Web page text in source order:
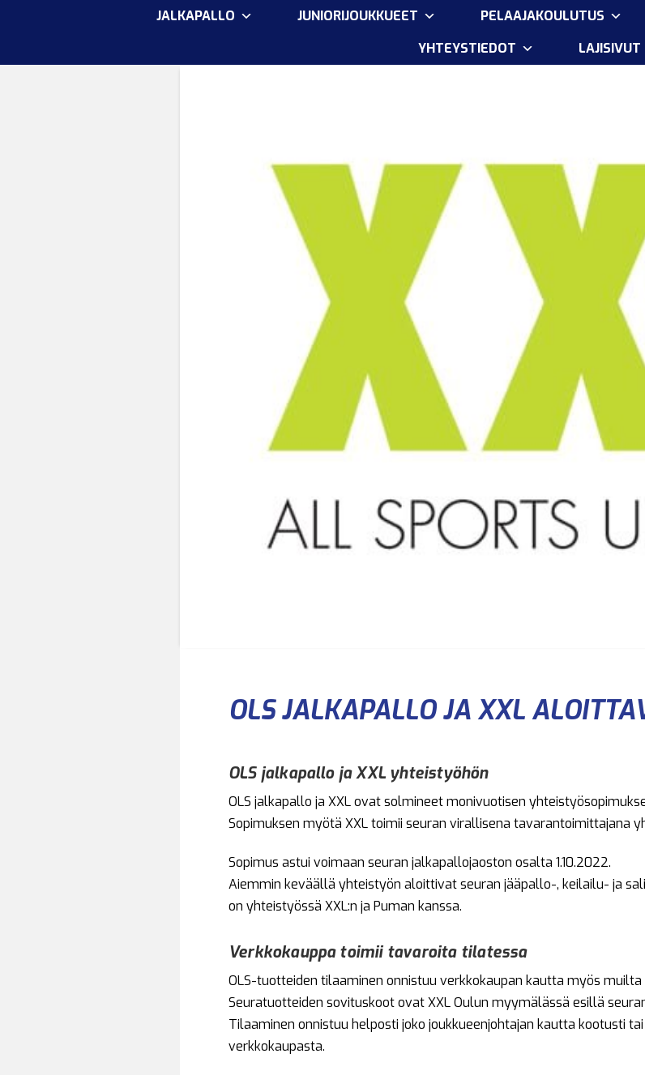
JALKAPALLO JUNIORIJOUKKUEET PELAAJAKOULUTUS
YHTEYSTIEDOT
LAJISIVUT
OLS JALKAPALLO JA XXL
OLS jalkapallo ja XXL yhteistyöhön
OLS jalkapallo ja XXL ovat solmineet monivuotisen
Sopimuksen myötä XXL toimii seuran virallisena tavarantoimittajana
Sopimus astui voimaan seuran jalkapallojaoston osalta 1.10.2022.
Aiemmin keväällä yhteistyön aloittivat seuran jääpallo-, keilailu- ja
on yhteistyössä XXL:n ja Puman kanssa.
Verkkokauppa toimii tavaroita tilatessa
OLS-tuotteiden tilaaminen onnistuu verkkokaupan kautta myös
Seuratuotteiden sovituskoot ovat XXL Oulun myymälässä esillä
Tilaaminen onnistuu helposti joko joukkueenjohtajan kautta kootusti
verkkokaupasta.